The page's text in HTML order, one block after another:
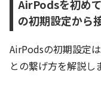
AirPodsを初め
の初期設定から
AirPodsの初期設定
との繋げ方を解説し